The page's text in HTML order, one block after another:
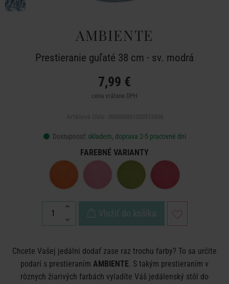
AMBIENTE
Prestieranie guľaté 38 cm - sv. modrá
7,99 €
cena vrátane DPH
Dostupnosť: skladem, doprava 2-5 pracovné dni
FAREBNÉ VARIANTY
Vložiť do košíka
Chcete Vašej jedálni dodať zase raz trochu farby? To sa určite
podarí s prestieraním AMBIENTE. S takým prestieraním v
rôznych žiarivých farbách vyladíte Váš jedálenský stôl do